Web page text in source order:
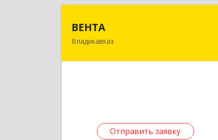
ВЕНТА
Владикавказ
Отправить заявку
362031, Северная Осетия - Алания
Отправить заявку